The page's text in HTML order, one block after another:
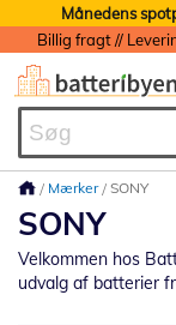
Månedens
Mærker SONY
SONY
Velkommen hos
udvalg af batterier